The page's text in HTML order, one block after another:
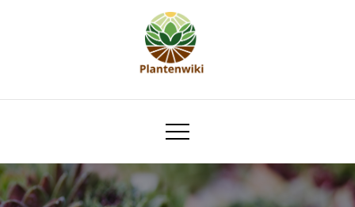
plantenwiki.nl